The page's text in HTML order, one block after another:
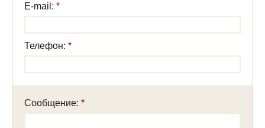
E-mail:
Телефон:
Сообщение: